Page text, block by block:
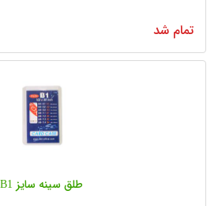
تمام شد
طلق سینه سایز B1